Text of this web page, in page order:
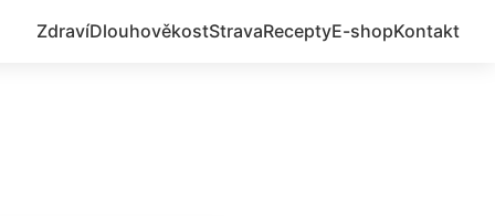
ZdravíDlouhověkostStravaReceptyE-shopKontakt